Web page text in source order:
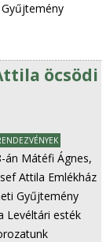
öcsödi
án Mátéfi Ágnes,
Attila Emlékház
Gyűjtemény
Levéltári esték